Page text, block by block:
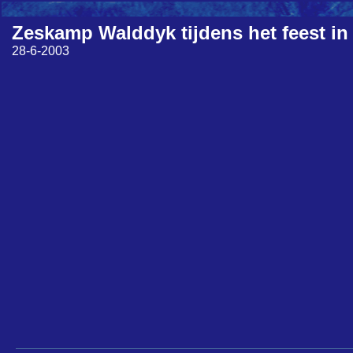
Zeskamp Walddyk tijdens het feest in
28-6-2003